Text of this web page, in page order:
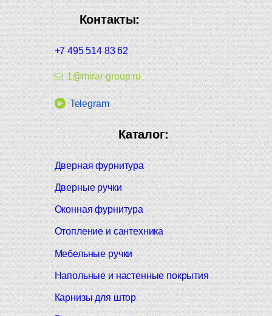
Контакты:
+7 495 514 83 62
1@mirar-group.ru
Telegram
Каталог:
Дверная фурнитура
Дверные ручки
Оконная фурнитура
Отопление и сантехника
Мебельные ручки
Напольные и настенные покрытия
Карнизы для штор